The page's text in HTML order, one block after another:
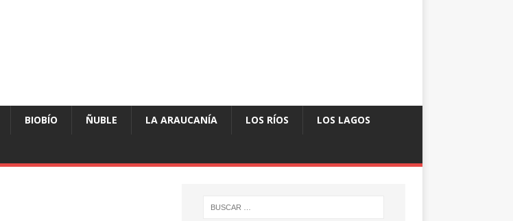
BIOBÍO ÑUBLE LA ARAUCANÍA LOS RÍOS LOS LAGOS